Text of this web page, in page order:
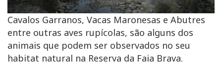
Cavalos Garranos, Vacas Maronesas e Abutres
entre outras aves rupícolas, são alguns dos
animais que podem ser observados no seu
habitat natural na Reserva da Faia Brava.